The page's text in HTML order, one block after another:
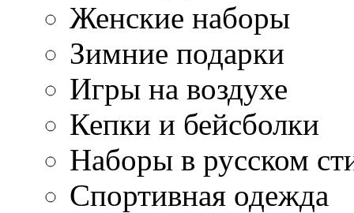
Женские наборы
Зимние подарки
Игры на воздухе
Кепки и бейсболки
Наборы в русском
Спортивная одежда